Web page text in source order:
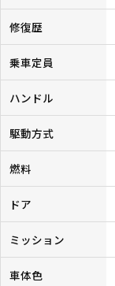
修復歴
乗車定員
ハンドル
駆動方式
燃料
ドア
ミッション
車体色